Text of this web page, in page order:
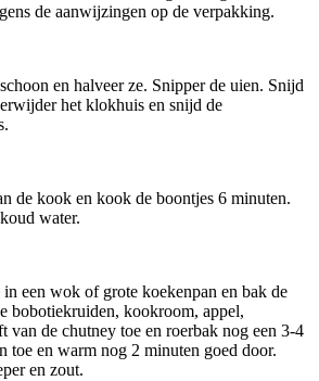
de aanwijzingen op de verpakking.
en halveer ze. Snipper de uien. Snijd
het klokhuis en snijd de
de kook en kook de boontjes 6 minuten.
water.
een wok of grote koekenpan en bak de
bobotiekruiden, kookroom, appel,
van de chutney toe en roerbak nog een 3-4
toe en warm nog 2 minuten goed door.
en zout.